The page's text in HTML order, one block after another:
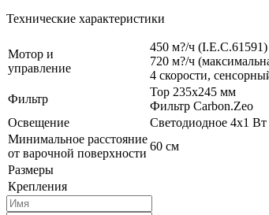
Технические характеристики
Мотор и
управление
450 м?/ч (I.E.C.61591)
720 м?/ч
4 скорости,
Фильтр
Top 235x245 мм
Фильтр Carbon.Zeo
Освещение
Светодиодное 4x1 Вт
Минимальное расстояние
от варочной поверхности
60 см
Размеры
Крепления